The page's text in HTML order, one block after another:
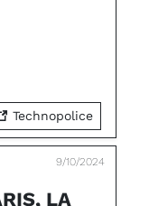
Technopolice
9/10/2024
LA